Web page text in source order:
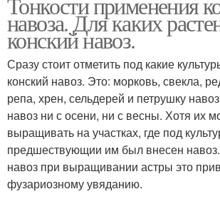
навоза. Для каких
конский навоз.
Сразу стоит отметить под какие
конский навоз. Это: морковь, свекла,
репа, хрен, сельдерей и петрушку
навоз ни с осени, ни с весны. Хотя их
выращивать на участках, где под
предшествующии им был внесен
навоз при выращивании астры это
фузариозному увяданию.